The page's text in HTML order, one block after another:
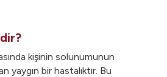
kişinin solunumunun
yaygın bir hastalıktır. Bu